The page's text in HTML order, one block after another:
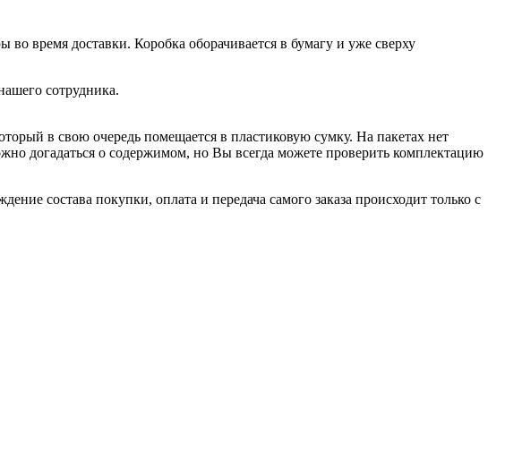
время доставки. Коробка оборачивается в бумагу и уже сверху
сотрудника.
в свою очередь помещается в пластиковую сумку. На пакетах нет
догадаться о содержимом, но Вы всегда можете проверить комплектацию
состава покупки, оплата и передача самого заказа происходит только с